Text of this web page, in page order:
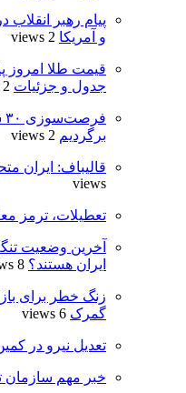
پیام رهبر انقلاب
و آمریکا 2 views
جدول و جزئیات 2 views
برگردیم 2 views
قالیباف: ایران
views
تعطیلات، ترمز
ایران هستند؟ 8 views
زنگ خطر برای
گمرک 6 views
تعدیل نیرو در
خبر مهم سازمان